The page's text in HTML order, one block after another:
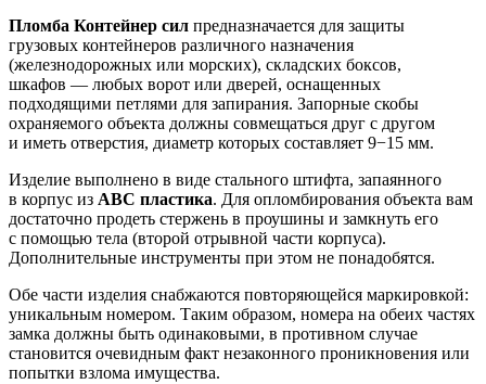
Пломба Контейнер сил предназначается для защиты
грузовых контейнеров различного назначения
(железнодорожных или морских), складских боксов,
шкафов — любых ворот или дверей, оснащенных
подходящими петлями для запирания. Запорные скобы
охраняемого объекта должны совмещаться друг с другом
и иметь отверстия, диаметр которых составляет 9−15 мм.
Изделие выполнено в виде стального штифта, запаянного
в корпус из АВС пластика. Для опломбирования объекта вам
достаточно продеть стержень в проушины и замкнуть его
с помощью тела (второй отрывной части корпуса).
Дополнительные инструменты при этом не понадобятся.
Обе части изделия снабжаются повторяющейся маркировкой:
уникальным номером. Таким образом, номера на обеих частях
замка должны быть одинаковыми, в противном случае
становится очевидным факт незаконного проникновения или
попытки взлома имущества.